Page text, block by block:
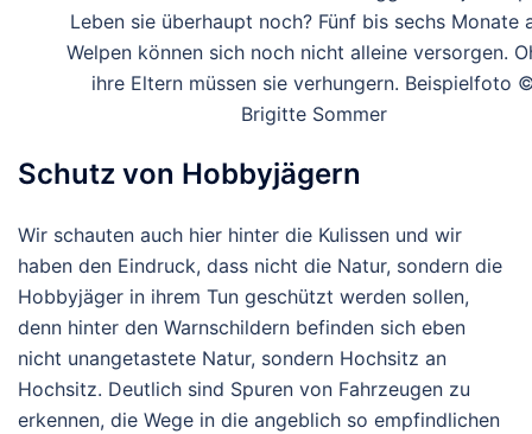
Leben sie überhaupt noch? Fünf bis sechs Monate
Welpen können sich noch nicht alleine versorgen.
ihre Eltern müssen sie verhungern. Beispielfoto
Brigitte Sommer
Schutz von Hobbyjägern
Wir schauten auch hier hinter die Kulissen und wir
haben den Eindruck, dass nicht die Natur, sondern die
Hobbyjäger in ihrem Tun geschützt werden sollen,
denn hinter den Warnschildern befinden sich eben
nicht unangetastete Natur, sondern Hochsitz an
Hochsitz. Deutlich sind Spuren von Fahrzeugen zu
erkennen, die Wege in die angeblich so empfindlichen